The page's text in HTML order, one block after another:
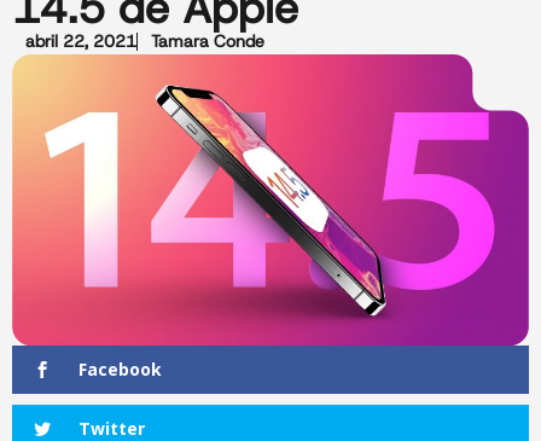
abril 22, 2021 Tamara Conde
Facebook
Twitter